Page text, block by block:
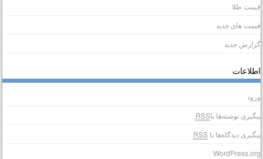
طلا
های جدید
جدید
نوشته‌ها باRSS
دیدگاه‌ها باRSS